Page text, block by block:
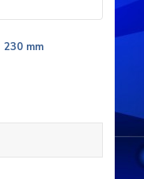
230 mm